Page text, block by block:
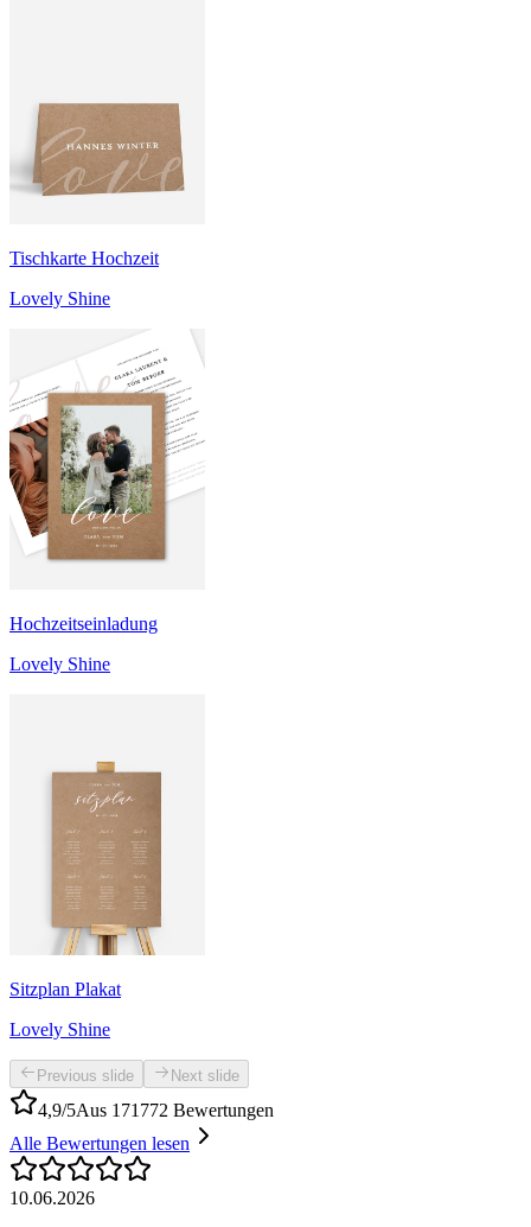
Tischkarte Hochzeit
Lovely Shine
Hochzeitseinladung
Lovely Shine
Sitzplan Plakat
Lovely Shine
Previous slide Next slide
4,9/5Aus 171772 Bewertungen
Alle Bewertungen lesen
10.06.2026